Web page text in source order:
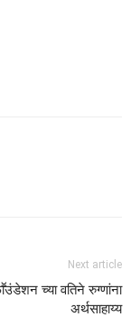
Next article
च्या वतिने रुग्णांना
अर्थसाहाय्य